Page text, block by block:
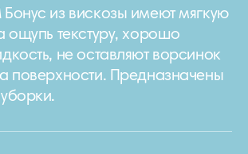
из вискозы имеют мягкую
ощупь текстуру, хорошо
не оставляют ворсинок
поверхности. Предназначены